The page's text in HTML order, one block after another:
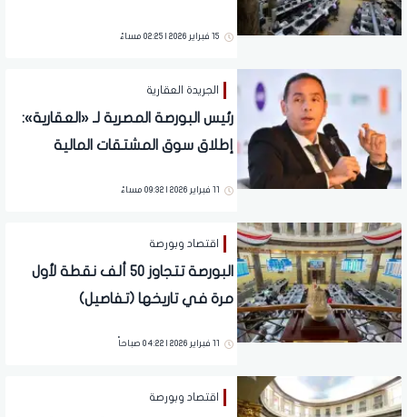
15 فبراير 2026 | 02:25 مساءً
الجريدة العقارية
رئيس البورصة المصرية لـ «العقارية»:
إطلاق سوق المشتقات المالية
خلال شهر لتعزيز السيولة
11 فبراير 2026 | 09:32 مساءً
اقتصاد وبورصة
البورصة تتجاوز 50 ألف نقطة لأول
مرة في تاريخها (تفاصيل)
11 فبراير 2026 | 04:22 صباحاً
اقتصاد وبورصة